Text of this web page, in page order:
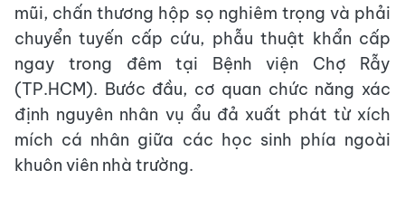
mũi, chấn thương hộp sọ nghiêm trọng và phải
chuyển tuyến cấp cứu, phẫu thuật khẩn cấp
ngay trong đêm tại Bệnh viện Chợ Rẫy
(TP.HCM). Bước đầu, cơ quan chức năng xác
định nguyên nhân vụ ẩu đả xuất phát từ xích
mích cá nhân giữa các học sinh phía ngoài
khuôn viên nhà trường.